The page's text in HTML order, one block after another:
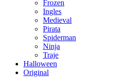
Frozen
Ingles
Medieval
Pirata
Spiderman
Ninja
Traje
Halloween
Original